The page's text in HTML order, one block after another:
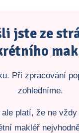
jste ze
Při zpracování
zohledníme.
ale platí, že ne
makléř